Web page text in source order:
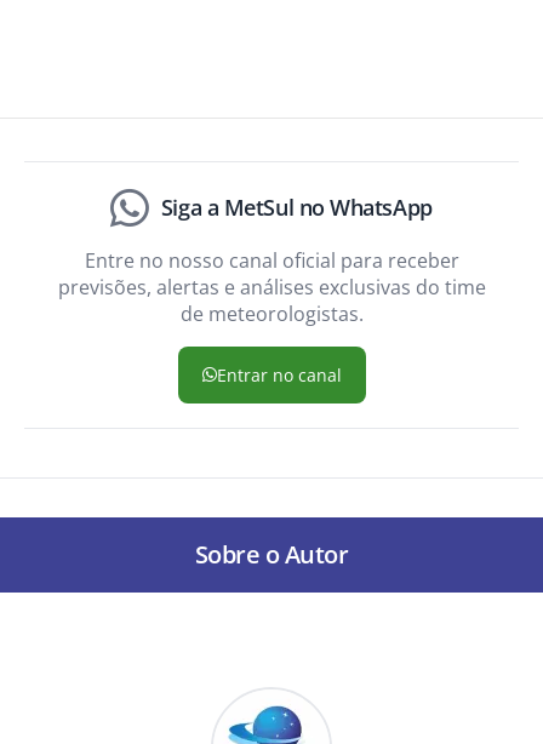
Siga a MetSul no WhatsApp
Entre no nosso canal oficial para receber
previsões, alertas e análises exclusivas do time
de meteorologistas.
Entrar no canal
Sobre o Autor